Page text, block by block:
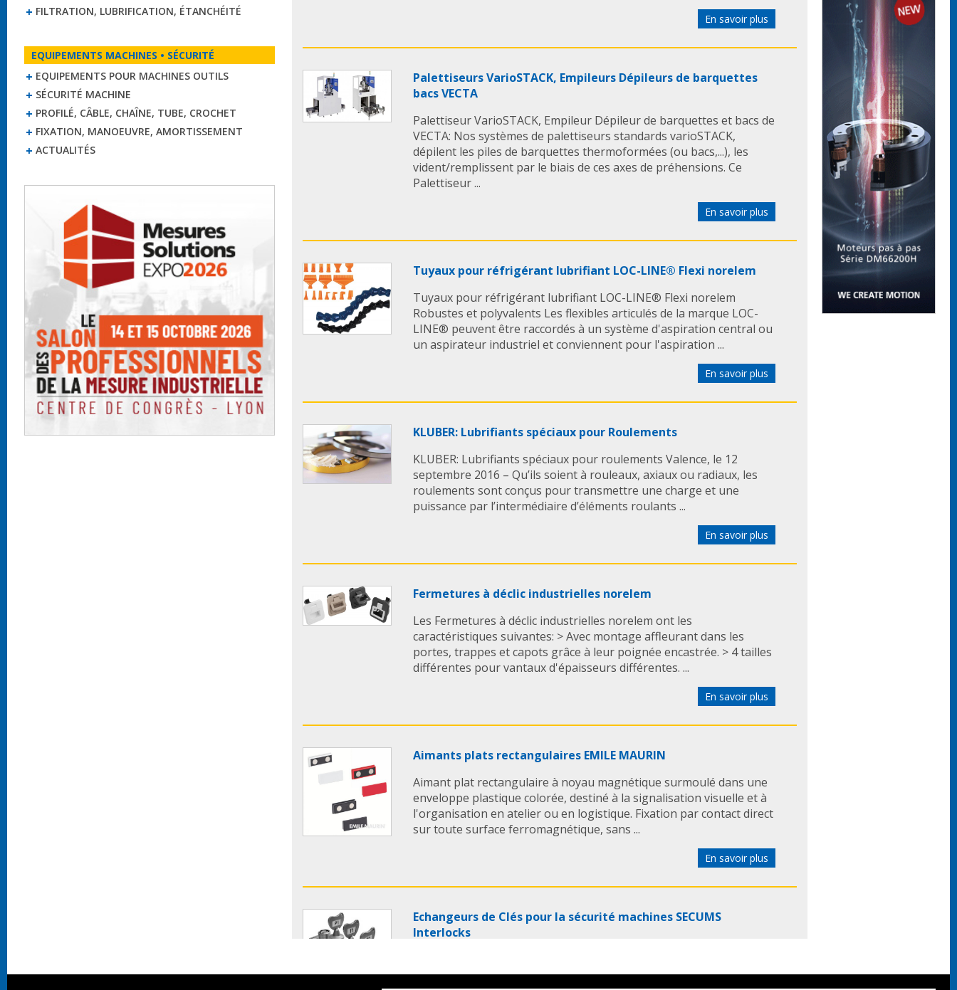
FILTRATION, LUBRIFICATION, ÉTANCHÉITÉ
EQUIPEMENTS MACHINES • SÉCURITÉ
EQUIPEMENTS POUR MACHINES OUTILS
SÉCURITÉ MACHINE
PROFILÉ, CÂBLE, CHAÎNE, TUBE, CROCHET
FIXATION, MANOEUVRE, AMORTISSEMENT
ACTUALITÉS
En savoir plus
Palettiseurs VarioSTACK, Empileurs Dépileurs de barquettes
bacs VECTA
Palettiseur VarioSTACK, Empileur Dépileur de barquettes et bacs de
VECTA: Nos systèmes de palettiseurs standards varioSTACK,
dépilent les piles de barquettes thermoformées (ou bacs,...), les
vident/remplissent par le biais de ces axes de préhensions. Ce
Palettiseur ...
En savoir plus
Tuyaux pour réfrigérant lubrifiant LOC-LINE® Flexi norelem
Tuyaux pour réfrigérant lubrifiant LOC-LINE® Flexi norelem
Robustes et polyvalents Les flexibles articulés de la marque LOC-
LINE® peuvent être raccordés à un système d'aspiration central ou
un aspirateur industriel et conviennent pour l'aspiration ...
En savoir plus
KLUBER: Lubrifiants spéciaux pour Roulements
KLUBER: Lubrifiants spéciaux pour roulements Valence, le 12
septembre 2016 – Qu’ils soient à rouleaux, axiaux ou radiaux, les
roulements sont conçus pour transmettre une charge et une
puissance par l’intermédiaire d’éléments roulants ...
En savoir plus
Fermetures à déclic industrielles norelem
Les Fermetures à déclic industrielles norelem ont les
caractéristiques suivantes: > Avec montage affleurant dans les
portes, trappes et capots grâce à leur poignée encastrée. > 4 tailles
différentes pour vantaux d'épaisseurs différentes. ...
En savoir plus
Aimants plats rectangulaires EMILE MAURIN
Aimant plat rectangulaire à noyau magnétique surmoulé dans une
enveloppe plastique colorée, destiné à la signalisation visuelle et à
l'organisation en atelier ou en logistique. Fixation par contact direct
sur toute surface ferromagnétique, sans ...
En savoir plus
Echangeurs de Clés pour la sécurité machines SECUMS
Interlocks
l’échange d’une quantité de clé contre une autre * De 1 à 6 clés réf: